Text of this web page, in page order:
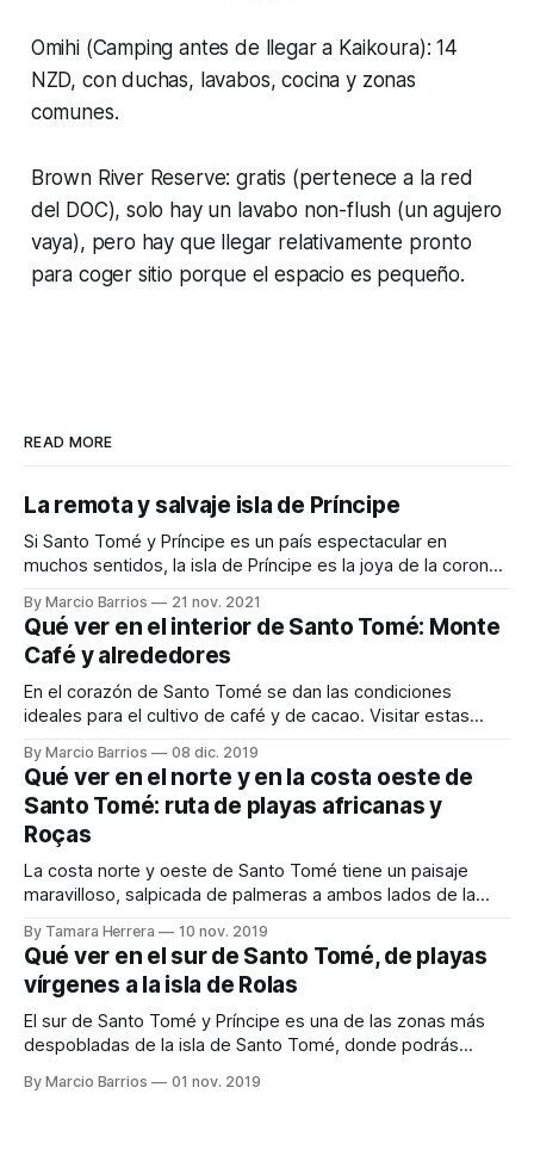
Omihi (Camping antes de llegar a Kaikoura): 14
NZD, con duchas, lavabos, cocina y zonas
comunes.
Brown River Reserve: gratis (pertenece a la red
del DOC), solo hay un lavabo non-flush (un agujero
vaya), pero hay que llegar relativamente pronto
para coger sitio porque el espacio es pequeño.
READ MORE
La remota y salvaje isla de Príncipe
Si Santo Tomé y Príncipe es un país espectacular en
muchos sentidos, la isla de Príncipe es la joya de la corona
8.000 personas en una extensión de 136 km², la mitad sur
de la isla está prácticamente
By Marcio Barrios 21 nov. 2021
Qué ver en el interior de Santo Tomé: Monte
Café y alrededores
En el corazón de Santo Tomé se dan las condiciones
ideales para el cultivo de café y de cacao. Visitar estas
Parque Nacional de Obo son algunas de las actividades que
puedes realizar en el centro de la isla. Si necesitas
By Marcio Barrios 08 dic. 2019
Qué ver en el norte y en la costa oeste de
Santo Tomé: ruta de playas africanas y
Roças
La costa norte y oeste de Santo Tomé tiene un paisaje
maravilloso, salpicada de palmeras a ambos lados de la
encontrar nada más y nada menos que baobabs, ¡Qué
imponentes son! También en esta zona visitamos 2 roças
(antiguas plantaciones que formaban
By Tamara Herrera 10 nov. 2019
Qué ver en el sur de Santo Tomé, de playas
vírgenes a la isla de Rolas
El sur de Santo Tomé y Príncipe es una de las zonas más
despobladas de la isla de Santo Tomé, donde podrás
supuesto la famosa isla de Rolas. Es una zona muy tranquila
By Marcio Barrios 01 nov. 2019